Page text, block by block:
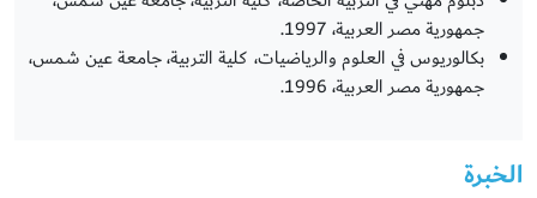
جمهورية مصر العربية، 1997.
بكالوريوس في العلوم والرياضيات، كلية التربية، جامعة عين شمس،
جمهورية مصر العربية، 1996.
الخبرة